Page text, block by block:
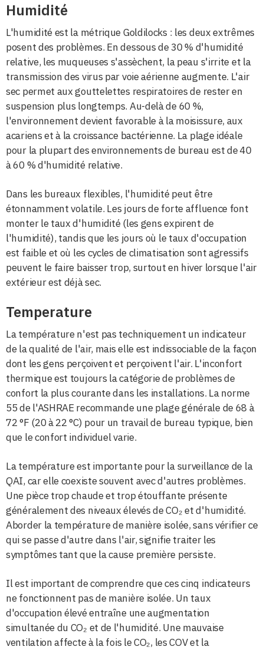
Humidité
L'humidité est la métrique Goldilocks : les deux extrêmes
posent des problèmes. En dessous de 30 % d'humidité
relative, les muqueuses s'assèchent, la peau s'irrite et la
transmission des virus par voie aérienne augmente. L'air
sec permet aux gouttelettes respiratoires de rester en
suspension plus longtemps. Au-delà de 60 %,
l'environnement devient favorable à la moisissure, aux
acariens et à la croissance bactérienne. La plage idéale
pour la plupart des environnements de bureau est de 40
à 60 % d'humidité relative.
Dans les bureaux flexibles, l'humidité peut être
étonnamment volatile. Les jours de forte affluence font
monter le taux d'humidité (les gens expirent de
l'humidité), tandis que les jours où le taux d'occupation
est faible et où les cycles de climatisation sont agressifs
peuvent le faire baisser trop, surtout en hiver lorsque l'air
extérieur est déjà sec.
Temperature
La température n'est pas techniquement un indicateur
de la qualité de l'air, mais elle est indissociable de la façon
dont les gens perçoivent et perçoivent l'air. L'inconfort
thermique est toujours la catégorie de problèmes de
confort la plus courante dans les installations. La norme
55 de l'ASHRAE recommande une plage générale de 68 à
72 °F (20 à 22 °C) pour un travail de bureau typique, bien
que le confort individuel varie.
La température est importante pour la surveillance de la
QAI, car elle coexiste souvent avec d'autres problèmes.
Une pièce trop chaude et trop étouffante présente
généralement des niveaux élevés de CO₂ et d'humidité.
Aborder la température de manière isolée, sans vérifier ce
qui se passe d'autre dans l'air, signifie traiter les
symptômes tant que la cause première persiste.
Il est important de comprendre que ces cinq indicateurs
ne fonctionnent pas de manière isolée. Un taux
d'occupation élevé entraîne une augmentation
simultanée du CO₂ et de l'humidité. Une mauvaise
ventilation affecte à la fois le CO₂, les COV et la